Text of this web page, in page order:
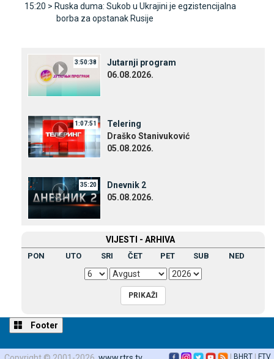
15:20 > Ruska duma: Sukob u Ukrajini je egzistencijalna
borba za opstanak Rusije
3:50:38
Јutarnji program
06.08.2026.
1:07:51
Telering
Draško Stanivuković
05.08.2026.
35:20
Dnevnik 2
05.08.2026.
VIЈESTI - ARHIVA
PON UTO SRI ČET PET SUB NED
Footer
BHRT FTV